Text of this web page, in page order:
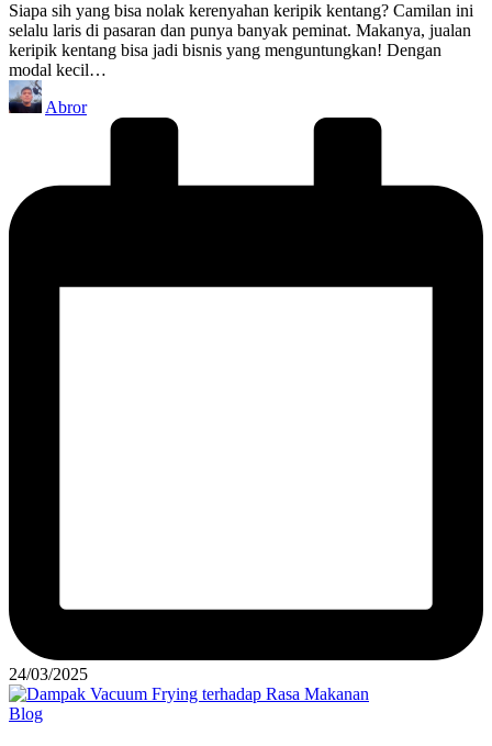
Siapa sih yang bisa nolak kerenyahan keripik kentang? Camilan ini
selalu laris di pasaran dan punya banyak peminat. Makanya, jualan
keripik kentang bisa jadi bisnis yang menguntungkan! Dengan
modal kecil…
Posted
by
Abror
24/03/2025
Posted
Blog